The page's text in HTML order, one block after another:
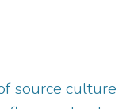
Косачів, що
творчим,
та її дядька
and
is a match or
In the light of the
source culture